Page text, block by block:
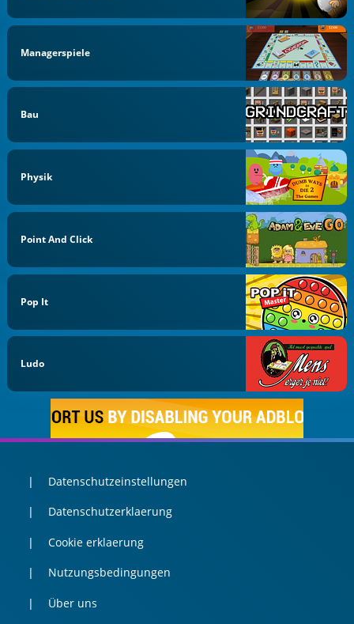
Managerspiele
Bau
Physik
Point And Click
Pop It
Ludo
Datenschutzeinstellungen
Datenschutzerklaerung
Cookie erklaerung
Nutzungsbedingungen
Über uns